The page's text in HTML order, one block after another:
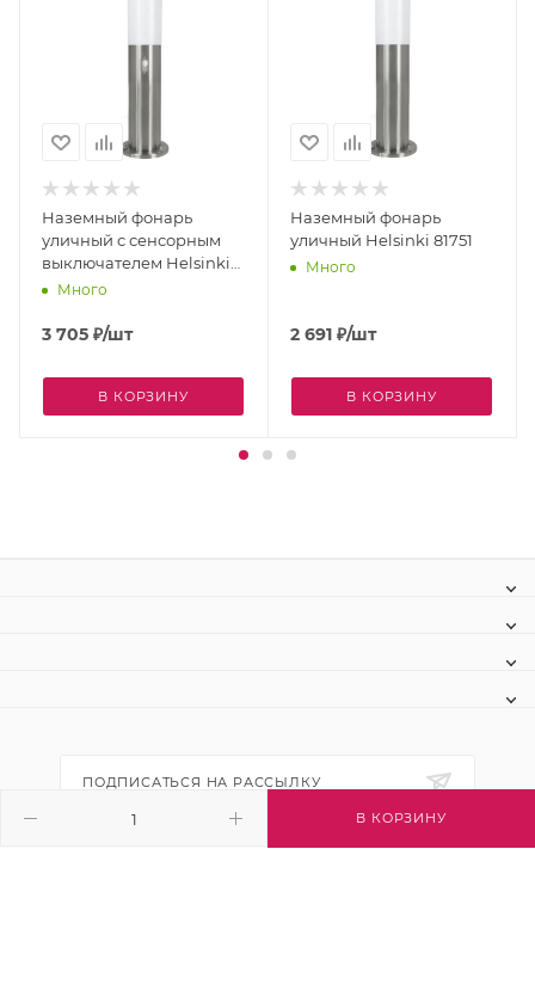
В КОРЗИНУ
Наземный фонарь
уличный с сенсорным
выключателем Helsinki
83279
Много
3 705 ₽/шт
В КОРЗИНУ
Наземный фонарь
уличный Helsinki 81751
Много
2 691 ₽/шт
В КОРЗИНУ
ПОДПИСАТЬСЯ НА РАССЫЛКУ